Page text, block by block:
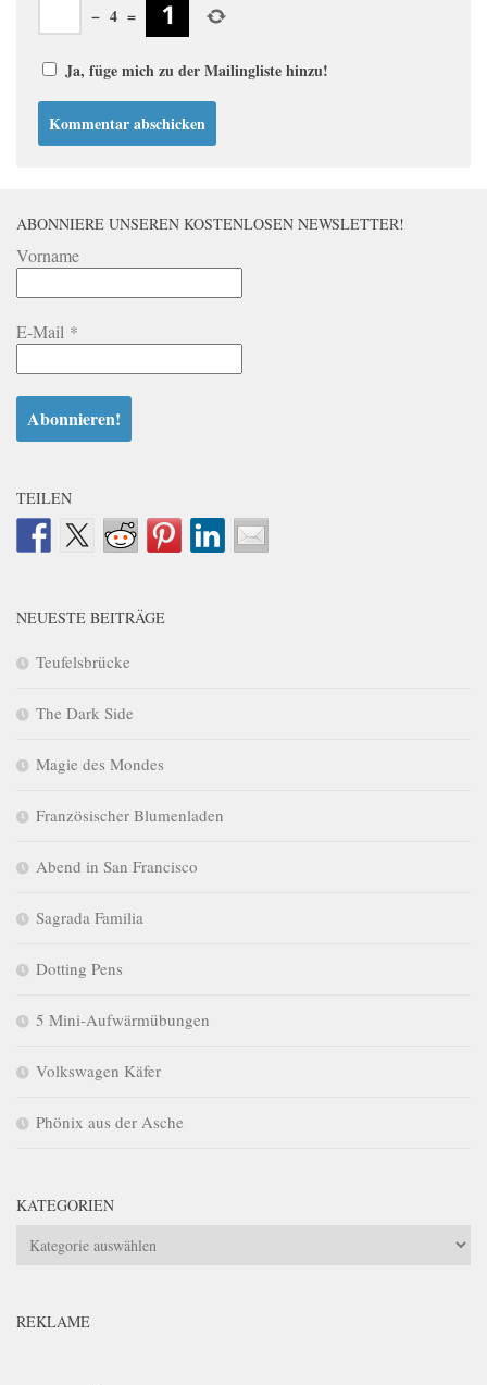
− 4 =
Ja, füge mich zu der Mailingliste hinzu!
ABONNIERE UNSEREN KOSTENLOSEN NEWSLETTER!
Vorname
E-Mail *
TEILEN
NEUESTE BEITRÄGE
Teufelsbrücke
The Dark Side
Magie des Mondes
Französischer Blumenladen
Abend in San Francisco
Sagrada Familia
Dotting Pens
5 Mini-Aufwärmübungen
Volkswagen Käfer
Phönix aus der Asche
KATEGORIEN
Kategorien
REKLAME